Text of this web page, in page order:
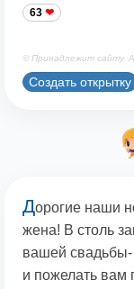
63
© Принадлежит сайту.
Создать открытку
Дорогие наши
жена! В столь
вашей свадьбы-
и пожелать вам